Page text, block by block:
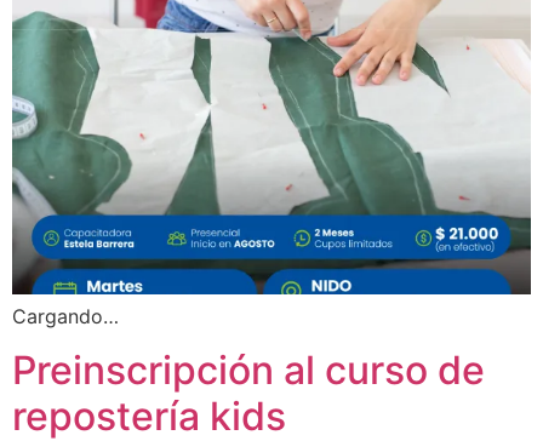
Cargando…
Preinscripción al curso de
repostería kids